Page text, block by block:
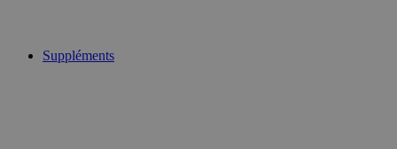
Suppléments